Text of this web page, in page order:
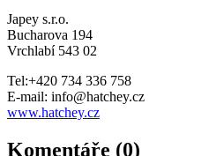
Japey s.r.o.
Bucharova 194
Vrchlabí 543 02
Tel:+420 734 336 758
E-mail: info@hatchey.cz
www.hatchey.cz
Komentáře (0)